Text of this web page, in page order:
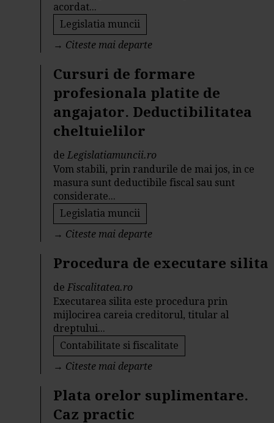
acordat...
Legislatia muncii
→ Citeste mai departe
Cursuri de formare
profesionala platite de
angajator. Deductibilitatea
cheltuielilor
deLegislatiamuncii.ro
Vom stabili, prin randurile de mai jos, in ce
masura sunt deductibile fiscal sau sunt
considerate...
Legislatia muncii
→ Citeste mai departe
Procedura de executare silita
deFiscalitatea.ro
Executarea silita este procedura prin
mijlocirea careia creditorul, titular al
dreptului...
Contabilitate si fiscalitate
→ Citeste mai departe
Plata orelor suplimentare.
Caz practic